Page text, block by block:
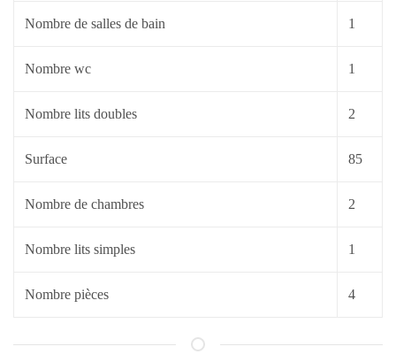
Nombre de salles de bain 1
Nombre wc 1
Nombre lits doubles 2
Surface 85
Nombre de chambres 2
Nombre lits simples 1
Nombre pièces 4